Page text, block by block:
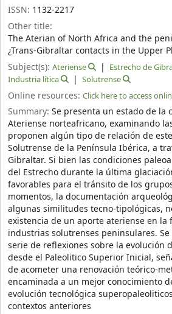
ISSN: 1132-2217
Other title:
The Aterian of North Africa and the
¿Trans-Gibraltar contacts in the Upper
Subject(s): Ateriense
Estrecho de
Industria lítica
Solutrense
Online resources: Click here to access
Summary: Se presenta un estado de la
Ateriense norteafricano, examinando
proponen algún tipo de relación de
Solutrense de la Península Ibérica, a
Gibraltar. Si bien las condiciones
del Estrecho durante la última
favorables para el tránsito de los
momentos, la documentación
algunas similitudes tecno-tipológicas,
existencia de un aporte ateriense en la
industrias solutrenses peninsulares.
serie de reflexiones sobre la evolución
desde el Paleolitico Superior Inicial,
de acometer una renovación teórico-
encaminada a un mejor conocimiento
evolución tecnológica
contextos anteriores